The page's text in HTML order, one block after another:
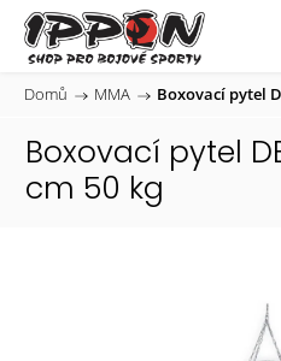
Domů / MMA / Boxovací pytel
Boxovací pytel
cm 50 kg